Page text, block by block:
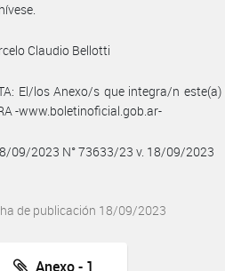
Claudio Bellotti
El/los Anexo/s que integra/n
-www.boletinoficial.gob.ar-
09/2023 N° 73633/23 v. 18/09/2023
de publicación 18/09/2023
Anexo - 1